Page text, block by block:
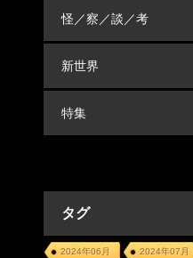
怪／察／談／考
新世界
特集
タグ
2024年06月 2024年07月